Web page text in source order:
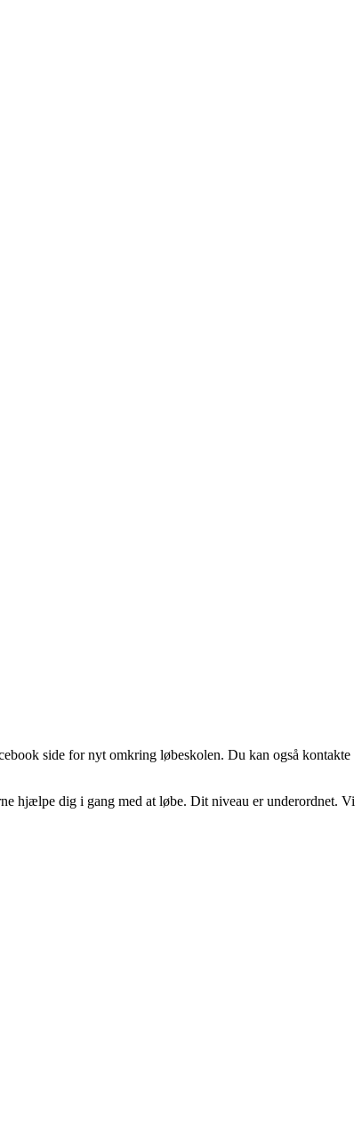
side for nyt omkring løbeskolen. Du kan også kontakte
hjælpe dig i gang med at løbe. Dit niveau er underordnet. Vi